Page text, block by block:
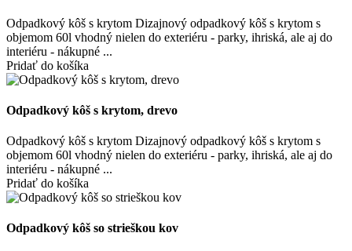
Odpadkový kôš s krytom Dizajnový odpadkový kôš s krytom s
objemom 60l vhodný nielen do exteriéru - parky, ihriská, ale aj do
interiéru - nákupné ...
Pridať do košíka
Odpadkový kôš s krytom, drevo
Odpadkový kôš s krytom Dizajnový odpadkový kôš s krytom s
objemom 60l vhodný nielen do exteriéru - parky, ihriská, ale aj do
interiéru - nákupné ...
Pridať do košíka
Odpadkový kôš so strieškou kov